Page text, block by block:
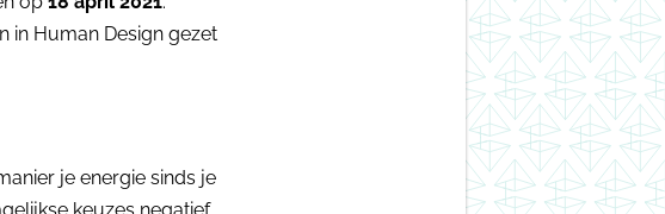
in Human Design gezet
je energie sinds je